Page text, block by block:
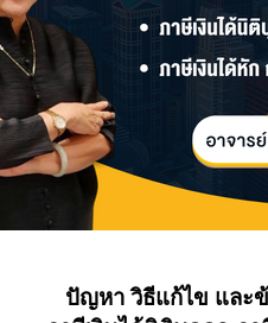
ปัญหา วิธีแก้ไข และข้